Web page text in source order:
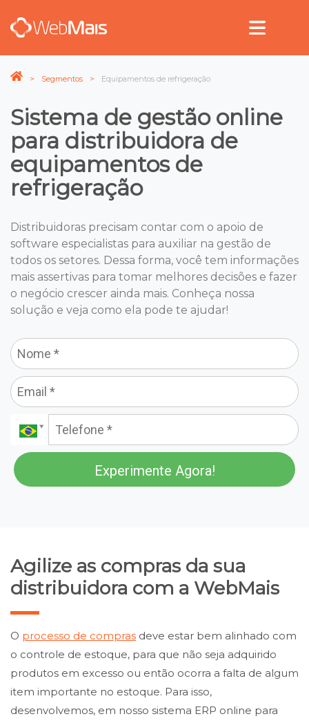
Segmentos Equipamentos de refrigeração
Sistema de gestão online
para distribuidora de
equipamentos de
refrigeração
Distribuidoras precisam contar com o apoio de
software especialistas para auxiliar na gestão de
todos os setores. Dessa forma, você tem informações
mais assertivas para tomar melhores decisões e fazer
o negócio crescer ainda mais. Conheça nossa
solução e veja como ela pode te ajudar!
Experimente Agora!
Agilize as compras da sua
distribuidora com a WebMais
O processo de compras deve estar bem alinhado com
o controle de estoque, para que não seja adquirido
produtos em excesso ou então ocorra a falta de algum
item importante no estoque. Para isso,
desenvolvemos, em nosso sistema ERP online para